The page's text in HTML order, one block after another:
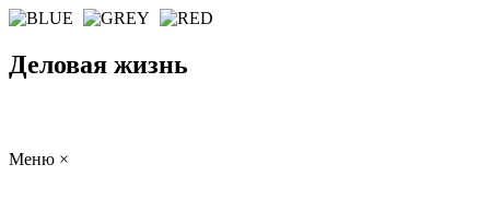
Деловая жизнь
Меню ×